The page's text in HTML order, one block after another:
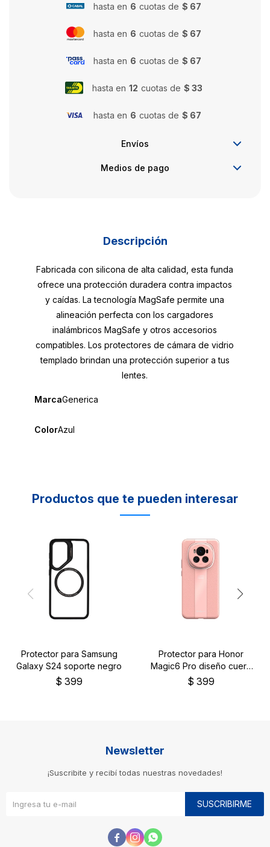
hasta en 6 cuotas de $ 67
hasta en 6 cuotas de $ 67
hasta en 6 cuotas de $ 67
hasta en 12 cuotas de $ 33
hasta en 6 cuotas de $ 67
Envíos
Medios de pago
Descripción
Fabricada con silicona de alta calidad, esta funda
ofrece una protección duradera contra impactos
y caídas. La tecnología MagSafe permite una
alineación perfecta con los cargadores
inalámbricos MagSafe y otros accesorios
compatibles. Los protectores de cámara de vidrio
templado brindan una protección superior a tus
lentes.
MarcaGenerica
ColorAzul
Productos que te pueden interesar
Protector para Samsung
Galaxy S24 soporte negro
$ 399
Protector para Honor
Magic6 Pro diseño cuero
color rosa
$ 399
Newsletter
¡Suscribite y recibí todas nuestras novedades!
SUSCRIBIRME
  